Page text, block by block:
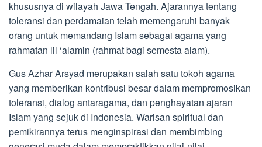
khususnya di wilayah Jawa Tengah. Ajarannya tentang
toleransi dan perdamaian telah memengaruhi banyak
orang untuk memandang Islam sebagai agama yang
rahmatan lil ‘alamin (rahmat bagi semesta alam).
Gus Azhar Arsyad merupakan salah satu tokoh agama
yang memberikan kontribusi besar dalam mempromosikan
toleransi, dialog antaragama, dan penghayatan ajaran
Islam yang sejuk di Indonesia. Warisan spiritual dan
pemikirannya terus menginspirasi dan membimbing